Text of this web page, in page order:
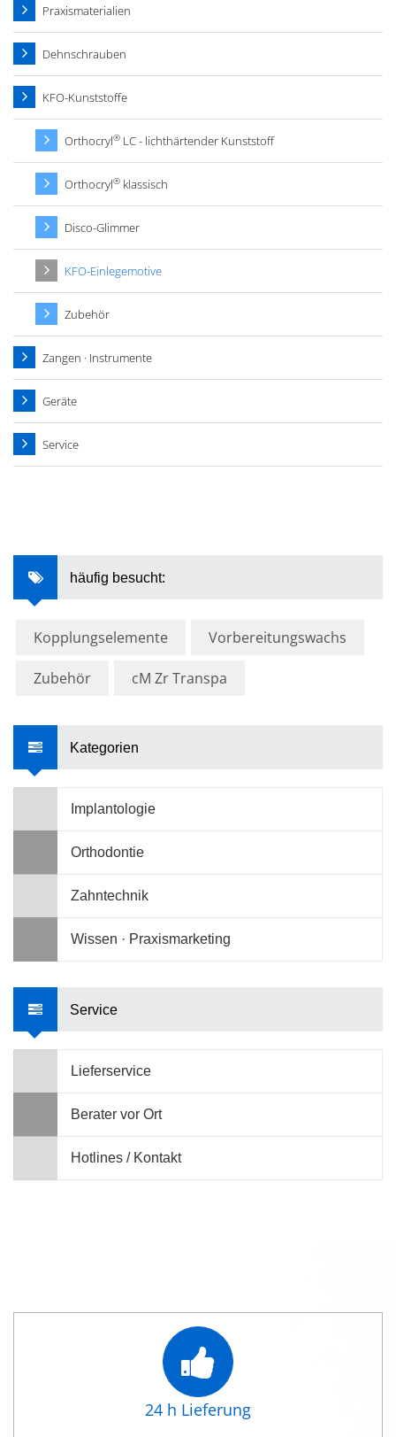
Praxismaterialien
Dehnschrauben
KFO-Kunststoffe
Orthocryl® LC - lichthärtender Kunststoff
Orthocryl® klassisch
Disco-Glimmer
KFO-Einlegemotive
Zubehör
Zangen · Instrumente
Geräte
Service
häufig besucht:
Kopplungselemente Vorbereitungswachs
Zubehör cM Zr Transpa
Kategorien
Implantologie
Orthodontie
Zahntechnik
Wissen · Praxismarketing
Service
Lieferservice
Berater vor Ort
Hotlines / Kontakt
24 h Lieferung